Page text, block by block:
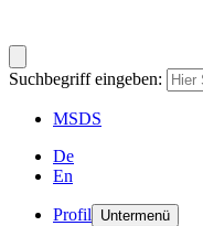
Suchbegriff eingeben:
MSDS
De
En
Profil Untermenü